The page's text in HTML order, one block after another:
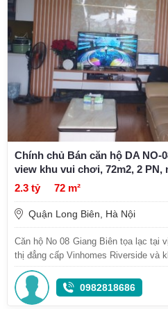
Chính chủ Bán căn hộ DA NO-
view khu vui chơi, 72m2, 2 PN,
2.3 tỷ
72 m²
Quận Long Biên, Hà Nội
Căn hộ No 08 Giang Biên tọa lạc tại
thị đẳng cấp Vinhomes Riverside và
0982818686